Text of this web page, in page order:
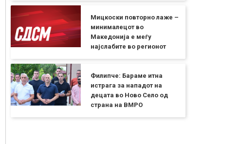
Мицкоски повторно лаже –
минималецот во
Македонија е меѓу
најслабите во регионот
Филипче: Бараме итна
истрага за нападот на
децата во Ново Село од
страна на ВМРО